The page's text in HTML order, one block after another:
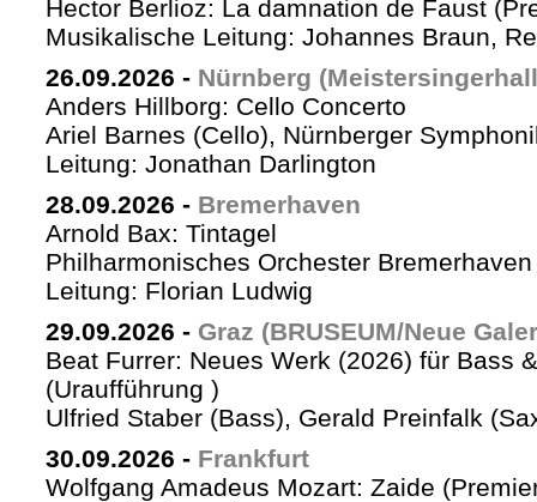
Hector Berlioz: La damnation de Faust
Musikalische Leitung: Johannes Braun,
26.09.2026 - Nürnberg
Anders Hillborg: Cello Concerto
Ariel Barnes (Cello), Nürnberger
Leitung: Jonathan Darlington
28.09.2026 - Bremerhaven
Arnold Bax: Tintagel
Philharmonisches Orchester
Leitung: Florian Ludwig
29.09.2026 - Graz (BRUSEUM/Neue
Beat Furrer: Neues Werk (2026) für Bass
(Uraufführung )
Ulfried Staber (Bass), Gerald Preinfalk
30.09.2026 - Frankfurt
Wolfgang Amadeus Mozart: Zaide